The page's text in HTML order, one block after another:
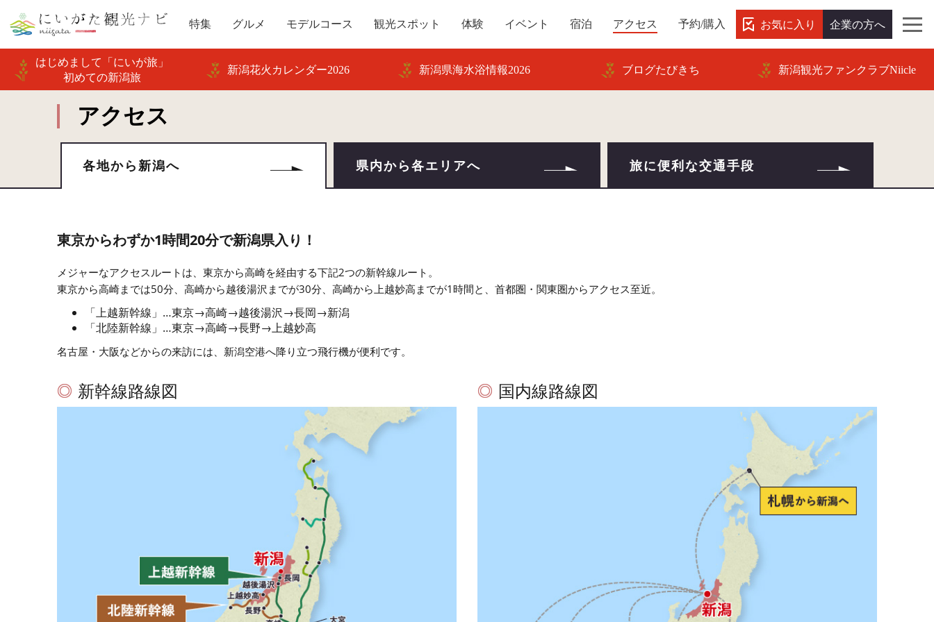
特集 グルメ モデルコース 観光スポット 体験 イベント 宿泊 アクセス 予約/購入 お気に入り 企業の方へ
はじめまして「にいが旅」
初めての新潟旅
新潟花火カレンダー2026 新潟県海水浴情報2026 ブログたびきち 新潟観光ファンクラブNiicle
アクセス
各地から新潟へ 県内から各エリアへ 旅に便利な交通手段
東京からわずか1時間20分で新潟県入り！
メジャーなアクセスルートは、東京から高崎を経由する下記2つの新幹線ルート。
東京から高崎までは50分、高崎から越後湯沢までが30分、高崎から上越妙高までが1時間と、首都圏・関東圏からアクセス至近。
「上越新幹線」…東京→高崎→越後湯沢→長岡→新潟
「北陸新幹線」…東京→高崎→長野→上越妙高
名古屋・大阪などからの来訪には、新潟空港へ降り立つ飛行機が便利です。
新幹線路線図 国内線路線図